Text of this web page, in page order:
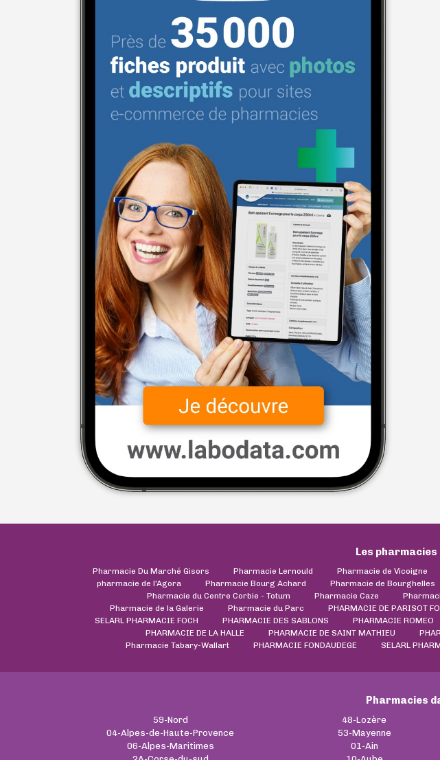
Les
Pharmacie Du Marché Gisors Pharmacie Lernould Pharmacie de Vicoigne
pharmacie de l'Agora
Pharmacie Bourg Achard Pharmacie de Bourghelles
Pharmacie du Centre Corbie - Totum
Pharmacie Caze
Pharmacie de la Galerie
Pharmacie du Parc PHARMACIE DE PARISOT
SELARL PHARMACIE FOCH
PHARMACIE DES SABLONS PHARMACIE ROMEO
PHARMACIE DE LA HALLE
PHARMACIE DE SAINT MATHIEU
Pharmacie Tabary-Wallart
PHARMACIE FONDAUDEGE SELARL
Pharmacies
59-Nord
04-Alpes-de-Haute-Provence
06-Alpes-Maritimes
48-Lozère
53-Mayenne
01-Ain